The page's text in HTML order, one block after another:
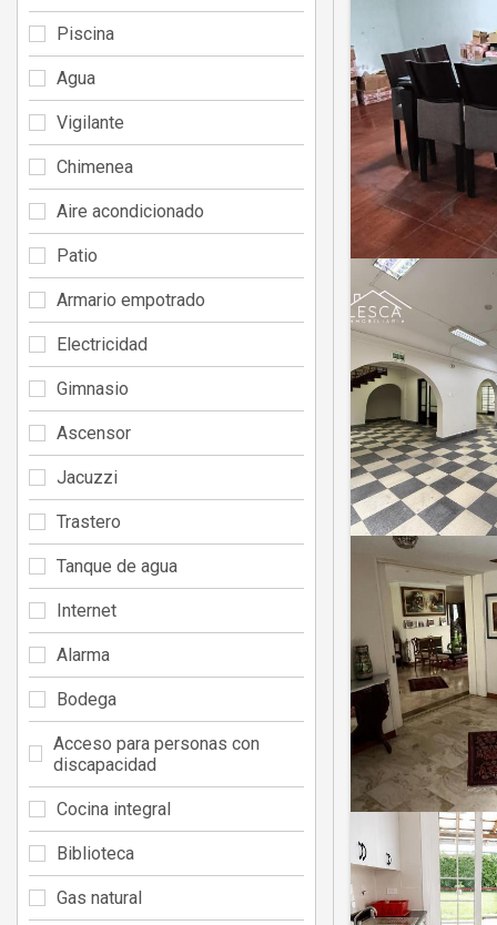
Piscina
Agua
Vigilante
Chimenea
Aire acondicionado
Patio
Armario empotrado
Electricidad
Gimnasio
Ascensor
Jacuzzi
Trastero
Tanque de agua
Internet
Alarma
Bodega
Acceso para personas con
discapacidad
Cocina integral
Biblioteca
Gas natural